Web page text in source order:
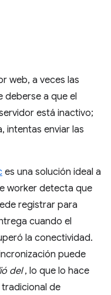
web, a veces las
deberse a que el
está inactivo;
intentas enviar las
es una solución ideal a
worker detecta que
registrar para
cuando el
la conectividad.
puede
del, lo que lo hace
de